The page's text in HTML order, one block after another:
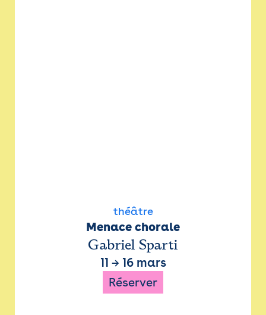
théâtre
Menace chorale
Gabriel Sparti
11 → 16 mars
Réserver